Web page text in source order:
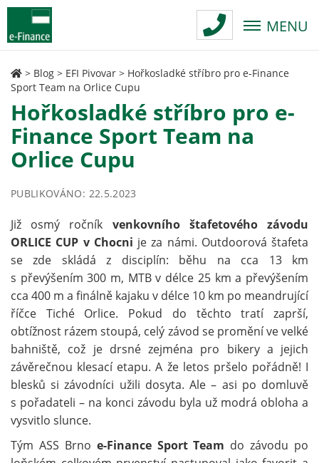
MENU
> Blog > EFI Pivovar > Hořkosladké stříbro pro e-Finance
Sport Team na Orlice Cupu
Hořkosladké stříbro pro e-
Finance Sport Team na
Orlice Cupu
PUBLIKOVÁNO: 22.5.2023
Již osmý ročník venkovního štafetového závodu
ORLICE CUP v Chocni je za námi. Outdoorová štafeta
se zde skládá z disciplín: běhu na cca 13 km
s převýšením 300 m, MTB v délce 25 km a převýšením
cca 400 m a finálně kajaku v délce 10 km po meandrující
říčce Tiché Orlice. Pokud do těchto tratí zaprší,
obtížnost rázem stoupá, celý závod se promění ve velké
bahniště, což je drsné zejména pro bikery a jejich
závěrečnou klesací etapu. A že letos pršelo pořádně! I
blesků si závodníci užili dosyta. Ale – asi po domluvě
s pořadateli – na konci závodu byla už modrá obloha a
vysvitlo slunce.
Tým ASS Brno e-Finance Sport Team do závodu po